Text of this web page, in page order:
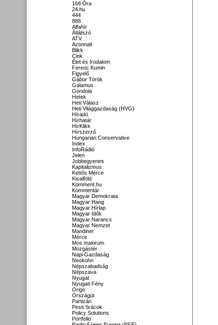
168 Óra
24.hu
444
888
Alfahír
Átlátszó
ATV
Azonnali
Blikk
Cink
Élet és Irodalom
Ferenc Kumin
Figyelő
Gábor Török
Galamus
Gondola
Hetek
Heti Válasz
Heti Világgazdaság (HVG)
Híradó
Hírhatár
HírKlikk
Hírszerző
Hungarian Conservative
Index
InfoRádió
Jelen
Jobbegyenes
Kapitalizmus
Kettős Mérce
Kisalföld
Komment.hu
Kommentár
Magyar Demokrata
Magyar Hang
Magyar Hírlap
Magyar Idők
Magyar Narancs
Magyar Nemzet
Mandiner
Mérce
Mos maiorum
Mozgástér
Napi Gazdaság
Neokohn
Népszabadság
Népszava
Nyugat
Nyugati Fény
Origo
Országút
Partizán
Pesti Srácok
Policy Solutions
Portfolio